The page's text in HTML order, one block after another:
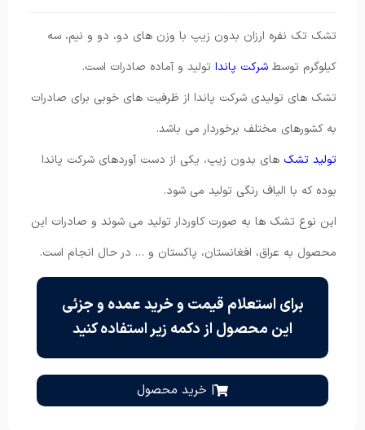
تشک تک نفره ارزان بدون زیپ با وزن های دو، دو و نیم، سه
کیلوگرم توسط شرکت پاندا تولید و آماده صادرات است.
تشک های تولیدی شرکت پاندا از ظرفیت های خوبی برای صادرات
به کشورهای مختلف برخوردار می باشد.
تولید تشک های بدون زیپ، یکی از دست آوردهای شرکت پاندا
بوده که با الیاف رنگی تولید می شود.
این نوع تشک ها به صورت کاوردار تولید می شوند و صادرات این
محصول به عراق، افغانستان، پاکستان و … در حال انجام است.
برای استعلام قیمت و خرید عمده و جزئی
این محصول از دکمه زیر استفاده کنید
| خرید محصول